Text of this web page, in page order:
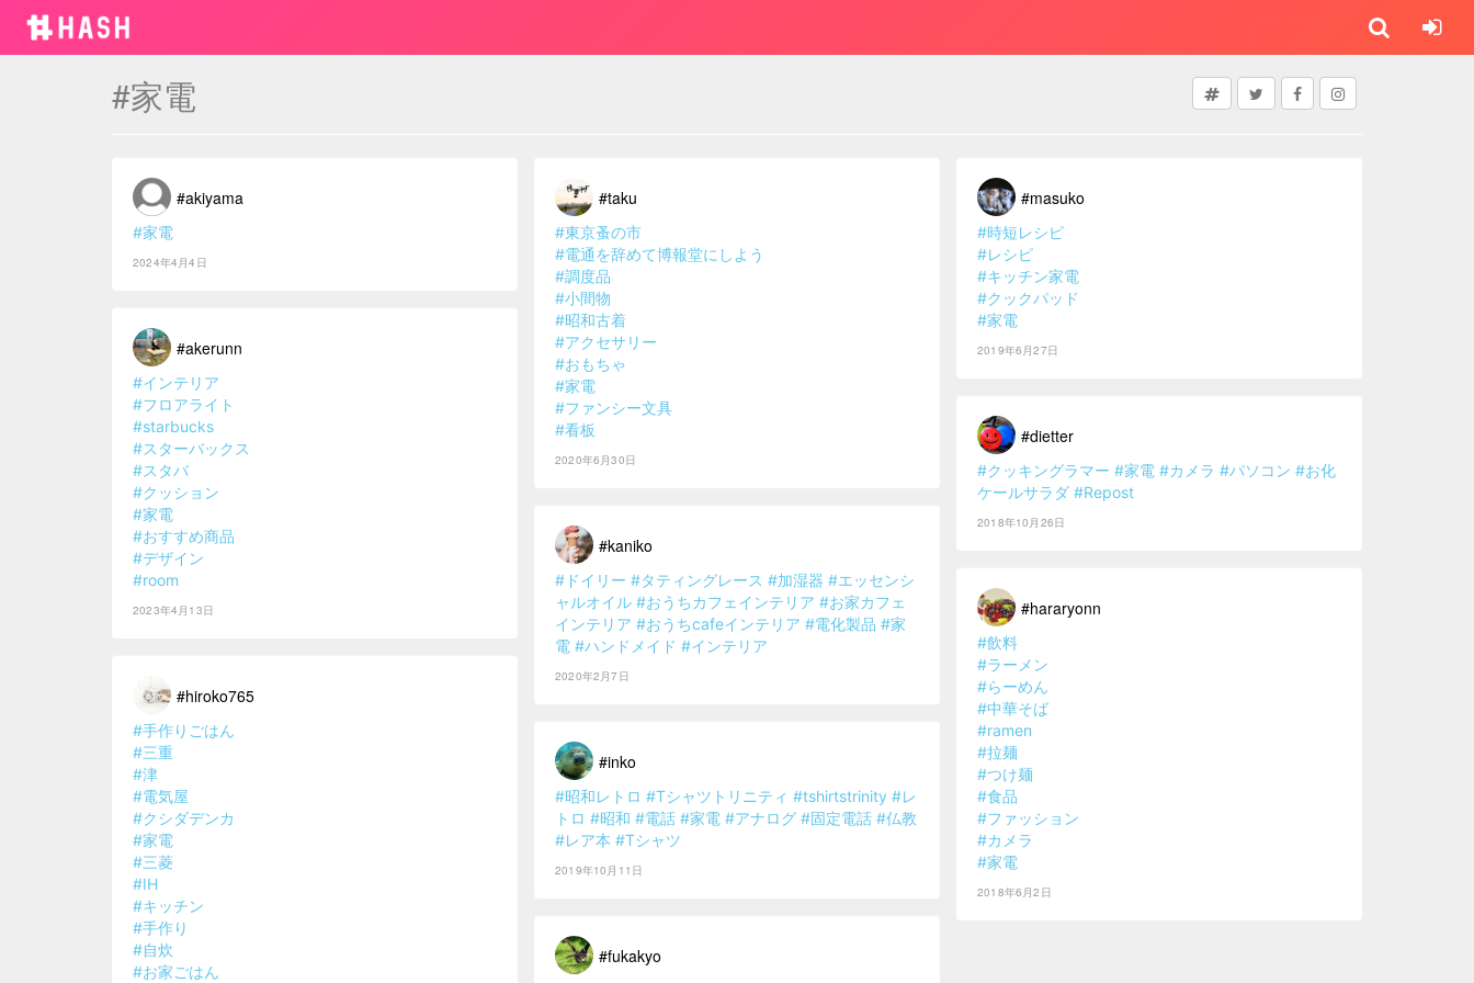
#家電
#akiyama
#家電
2024年4月4日
#akerunn
#インテリア
#フロアライト
#starbucks
#スターバックス
#スタバ
#クッション
#家電
#おすすめ商品
#デザイン
#room
2023年4月13日
#hiroko765
#手作りごはん
#三重
#津
#電気屋
#クシダデンカ
#家電
#三菱
#IH
#キッチン
#手作り
#自炊
#お家ごはん
#taku
#東京蚤の市
#電通を辞めて博報堂にしよう
#調度品
#小間物
#昭和古着
#アクセサリー
#おもちゃ
#家電
#ファンシー文具
#看板
2020年6月30日
#kaniko
#ドイリー #タティングレース #加湿器 #エッセンシ
ャルオイル #おうちカフェインテリア #お家カフェ
インテリア #おうちcafeインテリア #電化製品 #家
電 #ハンドメイド #インテリア
2020年2月7日
#inko
#昭和レトロ #Tシャツトリニティ #tshirtstrinity #レ
トロ #昭和 #電話 #家電 #アナログ #固定電話 #仏教
#レア本 #Tシャツ
2019年10月11日
#fukakyo
#masuko
#時短レシピ
#レシピ
#キッチン家電
#クックパッド
#家電
2019年6月27日
#dietter
#クッキングラマー #家電 #カメラ #パソコン #お化
ケールサラダ #Repost
2018年10月26日
#hararyonn
#飲料
#ラーメン
#らーめん
#中華そば
#ramen
#拉麺
#つけ麺
#食品
#ファッション
#カメラ
#家電
2018年6月2日